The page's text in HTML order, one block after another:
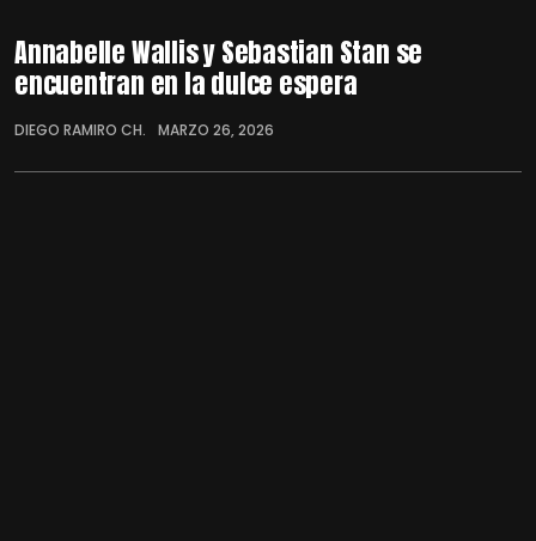
Annabelle Wallis y Sebastian Stan se
encuentran en la dulce espera
DIEGO RAMIRO CH. MARZO 26, 2026